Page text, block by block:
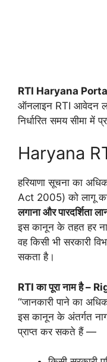
RTI Haryana
ऑनलाइन RTI आवेदन
निर्धारित समय सीमा में
Haryana
हरियाणा सूचना का
Act 2005) को लागू
लगाना और पारदर्शिता
इस कानून के तहत हर
वह किसी भी सरकारी
सकता है।
RTI का पूरा नाम है
“जानकारी पाने का
इस कानून के अंतर्गत
प्राप्त कर सकते हैं —